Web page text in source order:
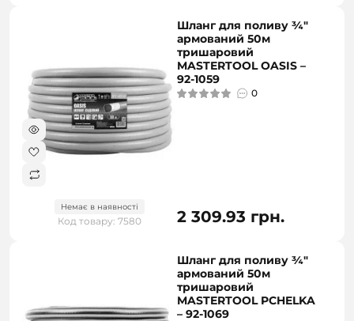
Немає в наявності
Код товару: 7580
Шланг для поливу ¾"
армований 50м
тришаровий
MASTERTOOL OASIS –
92-1059
0
2 309.93 грн.
Шланг для поливу ¾"
армований 50м
тришаровий
MASTERTOOL PCHELKA
– 92-1069